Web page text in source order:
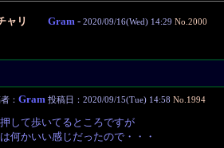
ャリ Gram - 2020/09/16(Wed) 14:29 No.2000
： Gram 投稿日：2020/09/15(Tue) 14:58 No.1994
して歩いてるところですが
何かいい感じだったので・・・